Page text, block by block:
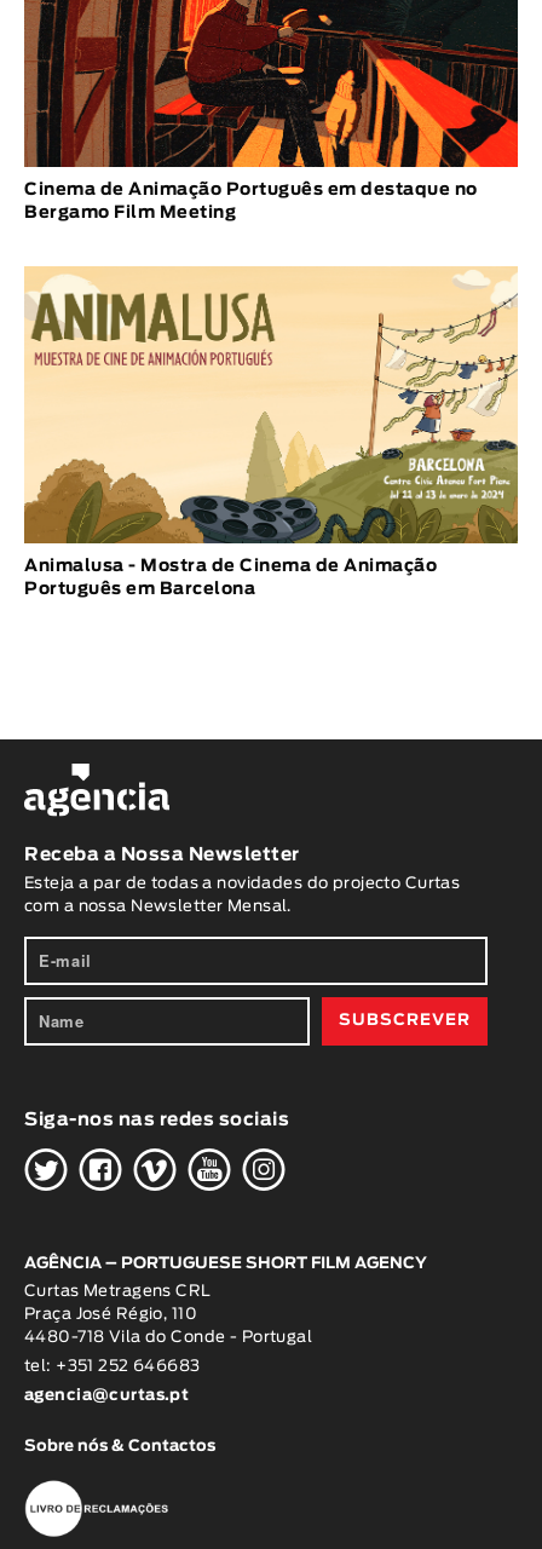
Cinema de Animação Português em destaque no
Bergamo Film Meeting
Animalusa - Mostra de Cinema de Animação
Português em Barcelona
Receba a Nossa Newsletter
Esteja a par de todas a novidades do projecto Curtas
com a nossa Newsletter Mensal.
Siga-nos nas redes sociais
HGWOK
AGÊNCIA – PORTUGUESE SHORT FILM AGENCY
Curtas Metragens CRL
Praça José Régio, 110
4480-718 Vila do Conde - Portugal
tel: +351 252 646683
agencia@curtas.pt
Sobre nós & Contactos